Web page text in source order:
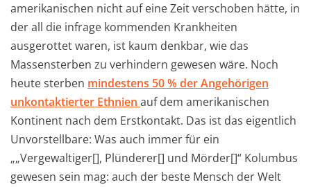
amerikanischen nicht auf eine Zeit verschoben hätte, in
der all die infrage kommenden Krankheiten
ausgerottet waren, ist kaum denkbar, wie das
Massensterben zu verhindern gewesen wäre. Noch
heute sterben mindestens 50 % der Angehörigen
unkontaktierter Ethnien auf dem amerikanischen
Kontinent nach dem Erstkontakt. Das ist das eigentlich
Unvorstellbare: Was auch immer für ein
„„Vergewaltiger[], Plünderer[] und Mörder[]“ Kolumbus
gewesen sein mag: auch der beste Mensch der Welt